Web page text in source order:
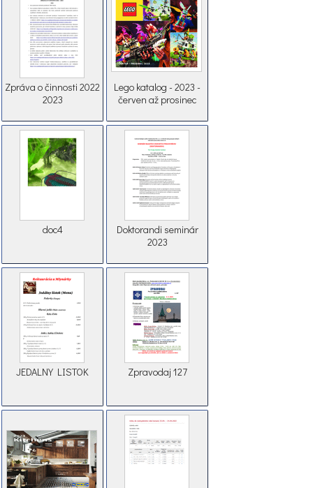
Zpráva o činnosti 2022
2023
Lego katalog - 2023 -
červen až prosinec
doc4
Doktorandi seminár
2023
JEDALNY LISTOK Zpravodaj 127